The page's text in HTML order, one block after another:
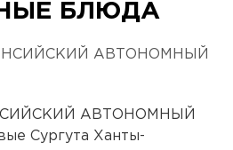
БЛЮДА
АВТОНОМНЫЙ
АВТОНОМНЫЙ
Сургута Ханты-